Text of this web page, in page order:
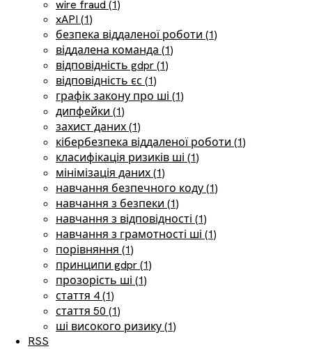
wire fraud (1)
xAPI (1)
безпека віддаленої роботи (1)
віддалена команда (1)
відповідність gdpr (1)
відповідність єс (1)
графік закону про ші (1)
дипфейки (1)
захист даних (1)
кібербезпека віддаленої роботи (1)
класифікація ризиків ші (1)
мінімізація даних (1)
навчання безпечного коду (1)
навчання з безпеки (1)
навчання з відповідності (1)
навчання з грамотності ші (1)
порівняння (1)
принципи gdpr (1)
прозорість ші (1)
стаття 4 (1)
стаття 50 (1)
ші високого ризику (1)
RSS